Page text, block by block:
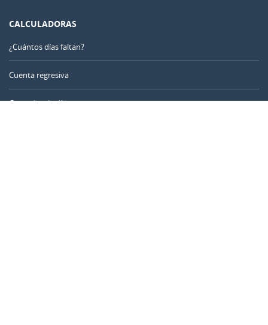
CALCULADORAS
¿Cuántos días faltan?
Cuenta regresiva
Contador de días